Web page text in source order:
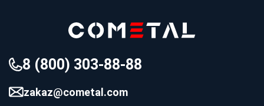
8 (800) 303-88-88
zakaz@cometal.com